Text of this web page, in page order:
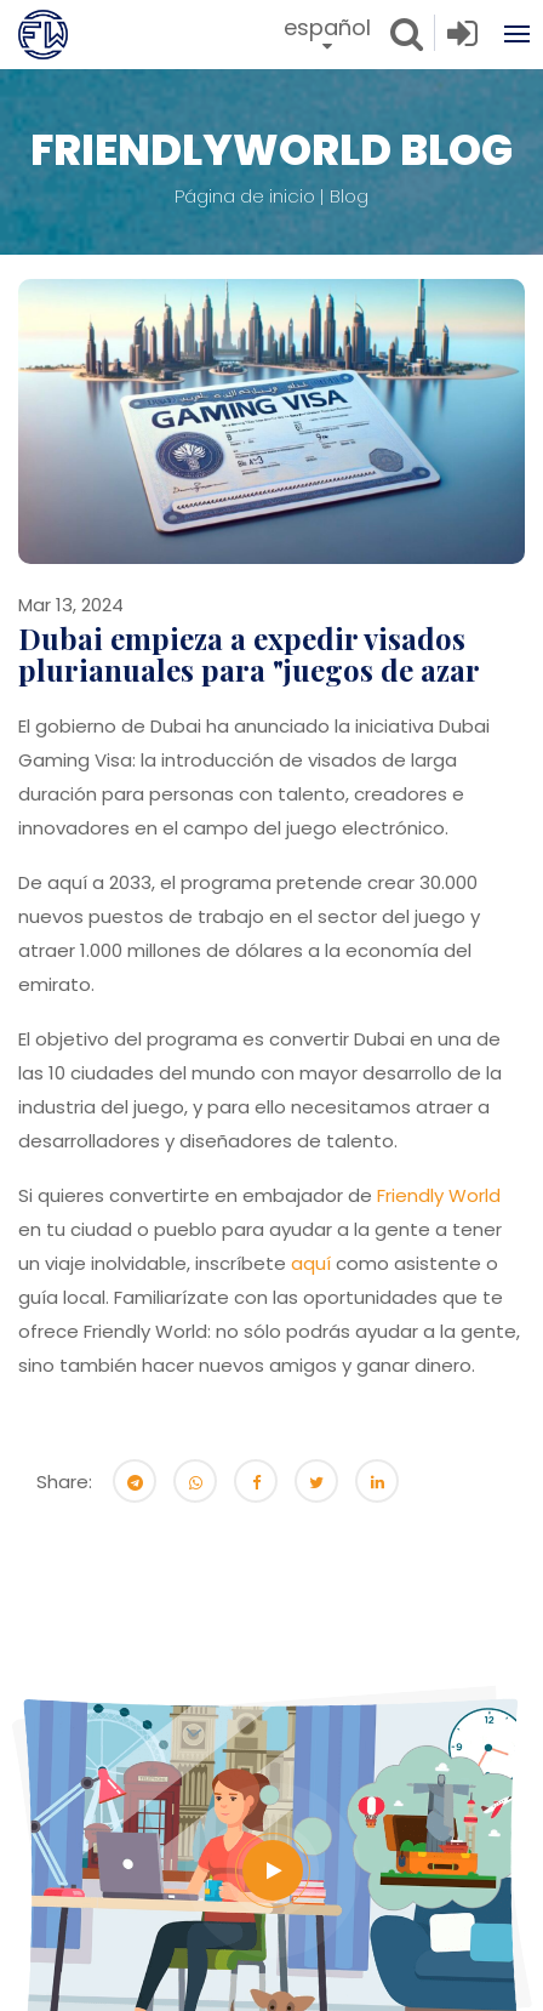
español
FRIENDLYWORLD BLOG
Página de inicio Blog
Mar 13, 2024
Dubai empieza a expedir visados
plurianuales para "juegos de azar
El gobierno de Dubai ha anunciado la iniciativa Dubai
Gaming Visa: la introducción de visados de larga
duración para personas con talento, creadores e
innovadores en el campo del juego electrónico.
De aquí a 2033, el programa pretende crear 30.000
nuevos puestos de trabajo en el sector del juego y
atraer 1.000 millones de dólares a la economía del
emirato.
El objetivo del programa es convertir Dubai en una de
las 10 ciudades del mundo con mayor desarrollo de la
industria del juego, y para ello necesitamos atraer a
desarrolladores y diseñadores de talento.
Si quieres convertirte en embajador de Friendly World
en tu ciudad o pueblo para ayudar a la gente a tener
un viaje inolvidable, inscríbete aquícomo asistente o
guía local. Familiarízate con las oportunidades que te
ofrece Friendly World: no sólo podrás ayudar a la gente,
sino también hacer nuevos amigos y ganar dinero.
Share: